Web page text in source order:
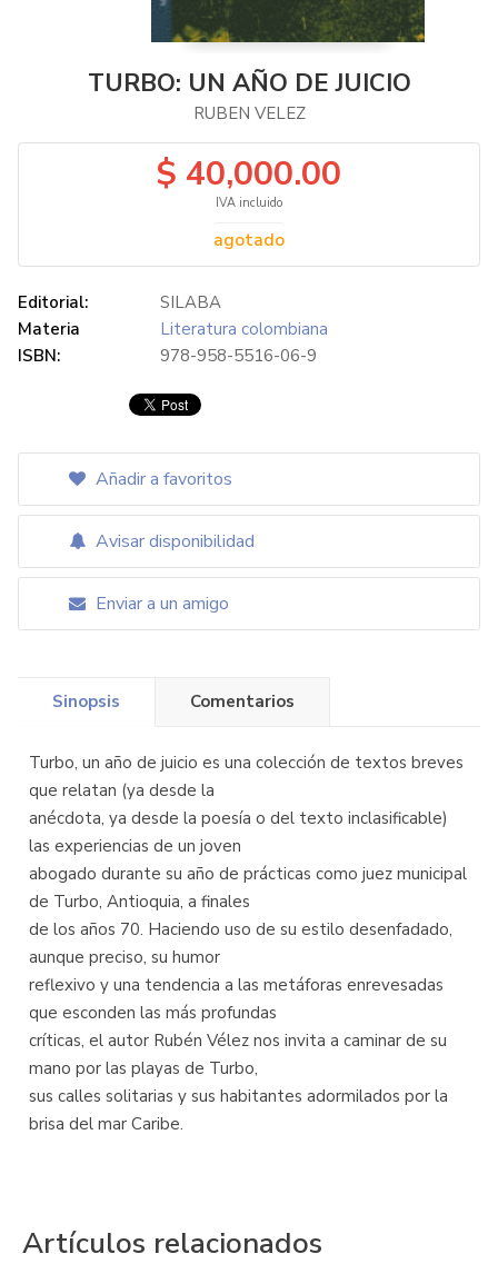
TURBO: UN AÑO DE JUICIO
RUBEN VELEZ
$ 40,000.00
IVA incluido
agotado
Editorial:
SILABA
Materia
Literatura colombiana
ISBN:
978-958-5516-06-9
Añadir a favoritos
Avisar disponibilidad
Enviar a un amigo
Sinopsis Comentarios
Turbo, un año de juicio es una colección de textos breves
que relatan (ya desde la
anécdota, ya desde la poesía o del texto inclasificable)
las experiencias de un joven
abogado durante su año de prácticas como juez municipal
de Turbo, Antioquia, a finales
de los años 70. Haciendo uso de su estilo desenfadado,
aunque preciso, su humor
reflexivo y una tendencia a las metáforas enrevesadas
que esconden las más profundas
críticas, el autor Rubén Vélez nos invita a caminar de su
mano por las playas de Turbo,
sus calles solitarias y sus habitantes adormilados por la
brisa del mar Caribe.
Artículos relacionados